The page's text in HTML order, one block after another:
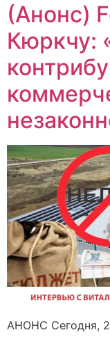
(Анонс)
Кюркчу:
АНОНС Сегодня,